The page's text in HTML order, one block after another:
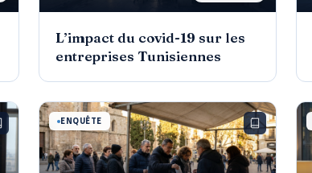
L’impact du covid-19 sur les
entreprises Tunisiennes
ENQUÊTE